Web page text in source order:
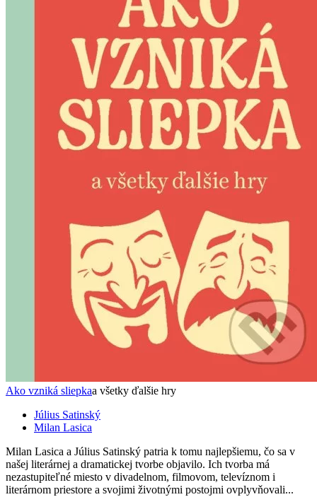
Ako vzniká sliepkaa všetky ďalšie hry
Július Satinský
Milan Lasica
Milan Lasica a Július Satinský patria k tomu najlepšiemu, čo sa v
našej literárnej a dramatickej tvorbe objavilo. Ich tvorba má
nezastupiteľné miesto v divadelnom, filmovom, televíznom i
literárnom priestore a svojimi životnými postojmi ovplyvňovali...